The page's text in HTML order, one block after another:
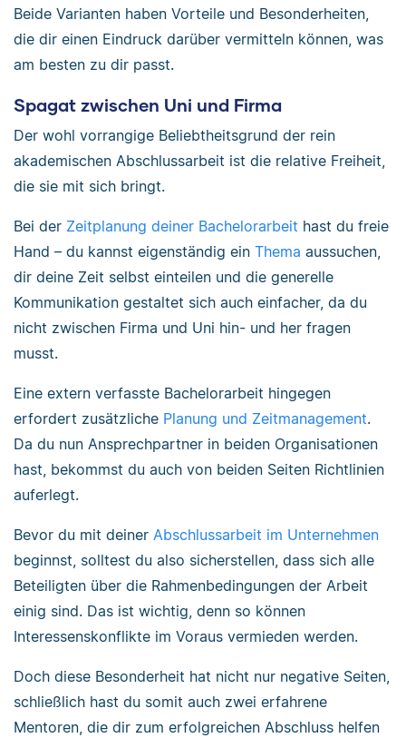
Beide Varianten haben Vorteile und Besonderheiten,
die dir einen Eindruck darüber vermitteln können, was
am besten zu dir passt.
Spagat zwischen Uni und Firma
Der wohl vorrangige Beliebtheitsgrund der rein
akademischen Abschlussarbeit ist die relative Freiheit,
die sie mit sich bringt.
Bei der Zeitplanung deiner Bachelorarbeit hast du freie
Hand – du kannst eigenständig ein Thema aussuchen,
dir deine Zeit selbst einteilen und die generelle
Kommunikation gestaltet sich auch einfacher, da du
nicht zwischen Firma und Uni hin- und her fragen
musst.
Eine extern verfasste Bachelorarbeit hingegen
erfordert zusätzliche Planung und Zeitmanagement.
Da du nun Ansprechpartner in beiden Organisationen
hast, bekommst du auch von beiden Seiten Richtlinien
auferlegt.
Bevor du mit deiner Abschlussarbeit im Unternehmen
beginnst, solltest du also sicherstellen, dass sich alle
Beteiligten über die Rahmenbedingungen der Arbeit
einig sind. Das ist wichtig, denn so können
Interessenskonflikte im Voraus vermieden werden.
Doch diese Besonderheit hat nicht nur negative Seiten,
schließlich hast du somit auch zwei erfahrene
Mentoren, die dir zum erfolgreichen Abschluss helfen